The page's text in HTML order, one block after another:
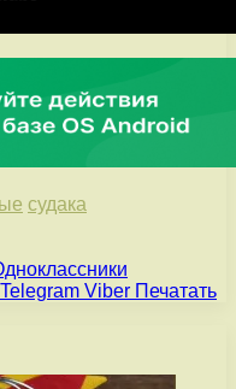
судака
Telegram Viber Печатать